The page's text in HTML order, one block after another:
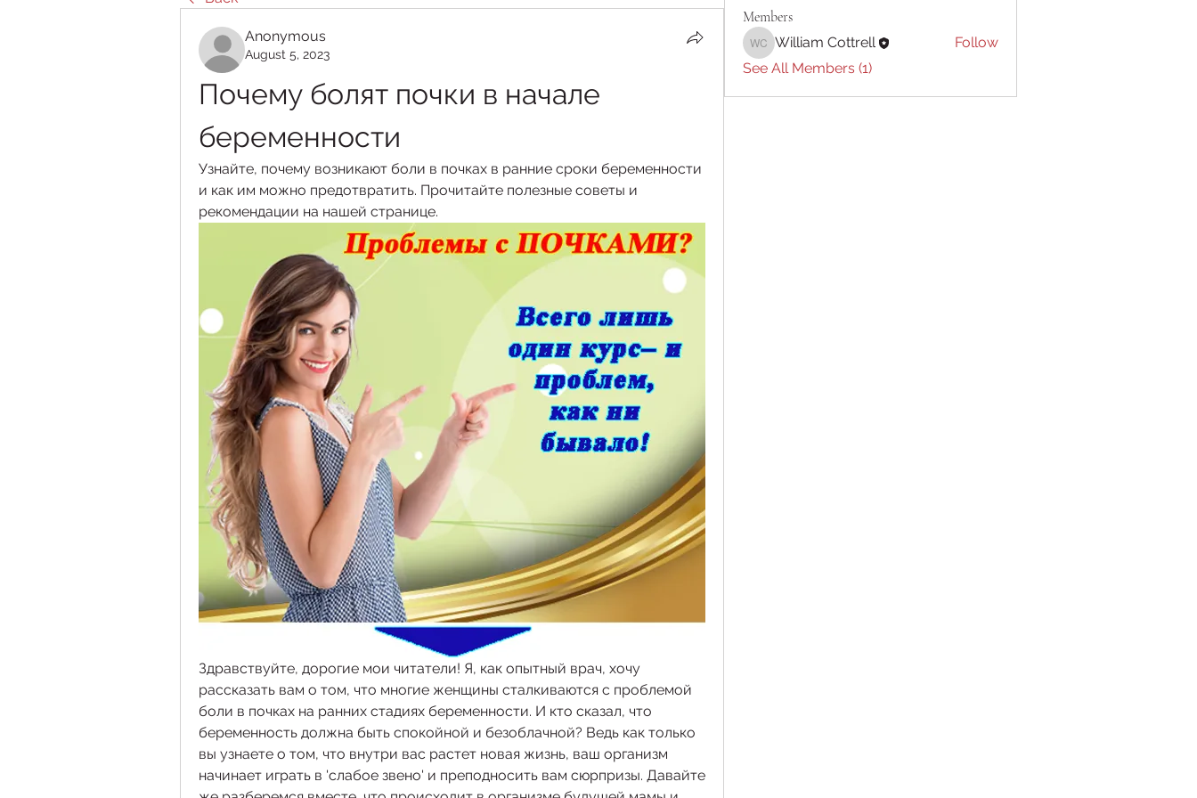
Anonymous
August 5, 2023
Почему болят почки в начале
беременности
Узнайте, почему возникают боли в почках в ранние сроки беременности
и как им можно предотвратить. Прочитайте полезные советы и
рекомендации на нашей странице.
Здравствуйте, дорогие мои читатели! Я, как опытный врач, хочу
рассказать вам о том, что многие женщины сталкиваются с проблемой
боли в почках на ранних стадиях беременности. И кто сказал, что
беременность должна быть спокойной и безоблачной? Ведь как только
вы узнаете о том, что внутри вас растет новая жизнь, ваш организм
начинает играть в 'слабое звено' и преподносить вам сюрпризы. Давайте
Members
William Cottrell
William Cottrell
Follow
See All Members (1)